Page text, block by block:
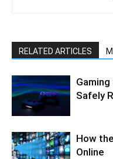
RELATED ARTICLES
Safely
How
Online